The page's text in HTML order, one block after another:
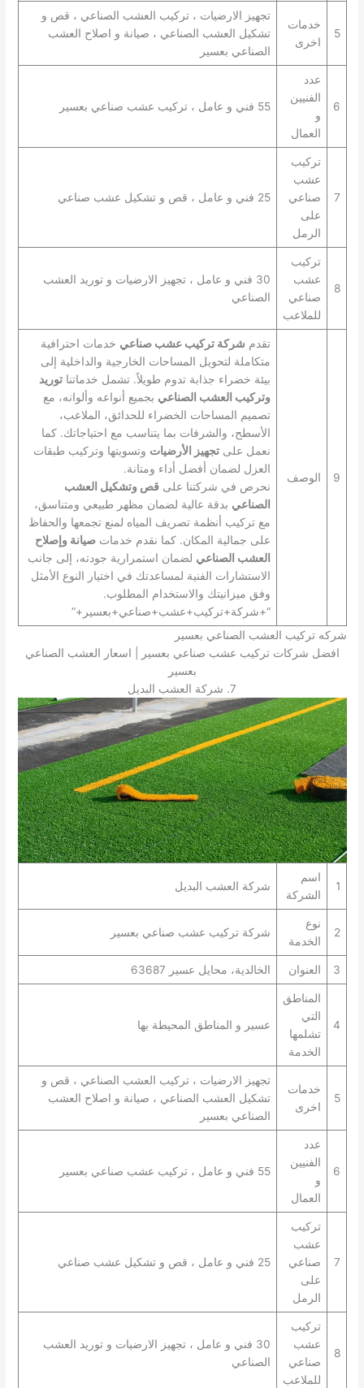
5
خدمات
اخرى
تجهيز الارضيات ، تركيب العشب الصناعي ، قص و
تشكيل العشب الصناعي ، صيانة و اصلاح العشب
الصناعي بعسير
6
عدد
الفنيين
و
العمال
55 فني و عامل ، تركيب عشب صناعي بعسير
7
تركيب
عشب
صناعي
على
الرمل
25 فني و عامل ، قص و تشكيل عشب صناعي
8
تركيب
عشب
صناعي
للملاعب
30 فني و عامل ، تجهيز الارضيات و توريد العشب
الصناعي
9 الوصف
تقدم شركة تركيب عشب صناعي خدمات احترافية
متكاملة لتحويل المساحات الخارجية والداخلية إلى
بيئة خضراء جذابة تدوم طويلاً. تشمل خدماتنا توريد
وتركيب العشب الصناعي بجميع أنواعه وألوانه، مع
تصميم المساحات الخضراء للحدائق، الملاعب،
الأسطح، والشرفات بما يتناسب مع احتياجاتك. كما
نعمل على تجهيز الأرضيات وتسويتها وتركيب طبقات
العزل لضمان أفضل أداء ومتانة.
نحرص في شركتنا على قص وتشكيل العشب
الصناعي بدقة عالية لضمان مظهر طبيعي ومتناسق،
مع تركيب أنظمة تصريف المياه لمنع تجمعها والحفاظ
على جمالية المكان. كما نقدم خدمات صيانة وإصلاح
العشب الصناعي لضمان استمرارية جودته، إلى جانب
الاستشارات الفنية لمساعدتك في اختيار النوع الأمثل
وفق ميزانيتك والاستخدام المطلوب.
“+شركة+تركيب+عشب+صناعي+بعسير+”
شركه تركيب العشب الصناعي بعسير
افضل شركات تركيب عشب صناعي بعسير | اسعار العشب الصناعي
بعسير
7. شركة العشب البديل
1
اسم
الشركة
شركة العشب البديل
2
نوع
الخدمة
شركة تركيب عشب صناعي بعسير
3 العنوان الخالدية، محايل عسير 63687
4
المناطق
التي
تشلمها
الخدمة
عسير و المناطق المحيطة بها
5
خدمات
اخرى
تجهيز الارضيات ، تركيب العشب الصناعي ، قص و
تشكيل العشب الصناعي ، صيانة و اصلاح العشب
الصناعي بعسير
6
عدد
الفنيين
و
العمال
55 فني و عامل ، تركيب عشب صناعي بعسير
7
تركيب
عشب
صناعي
على
الرمل
25 فني و عامل ، قص و تشكيل عشب صناعي
8
تركيب
عشب
صناعي
للملاعب
30 فني و عامل ، تجهيز الارضيات و توريد العشب
الصناعي